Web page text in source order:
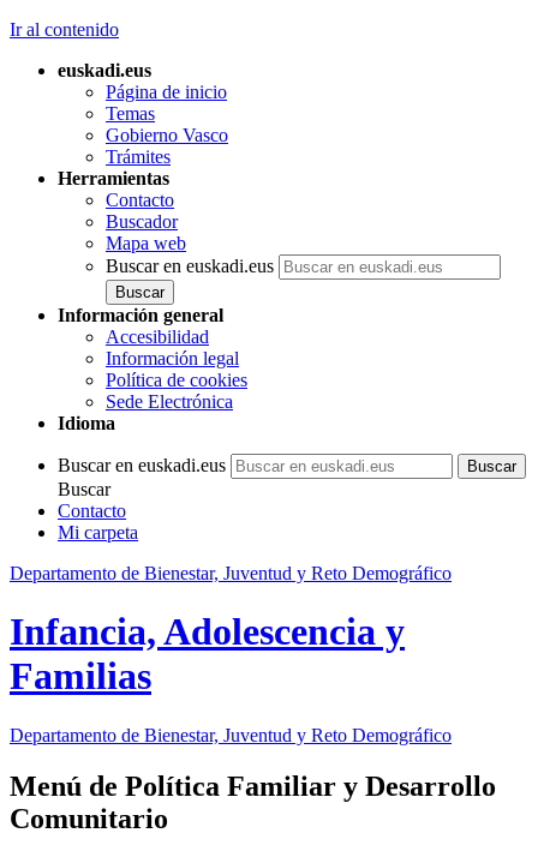
Ir al contenido
euskadi.eus
Página de inicio
Temas
Gobierno Vasco
Trámites
Herramientas
Contacto
Buscador
Mapa web
Buscar en euskadi.eus
Información general
Accesibilidad
Información legal
Política de cookies
Sede Electrónica
Idioma
Buscar en euskadi.eus
Buscar
Contacto
Mi carpeta
Departamento de Bienestar, Juventud y Reto Demográfico
Infancia, Adolescencia y
Familias
Departamento de Bienestar, Juventud y Reto Demográfico
Menú de Política Familiar y Desarrollo
Comunitario